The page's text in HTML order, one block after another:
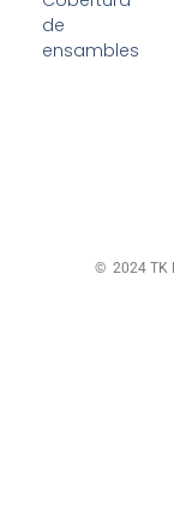
de
ensambles
© 2024 TK